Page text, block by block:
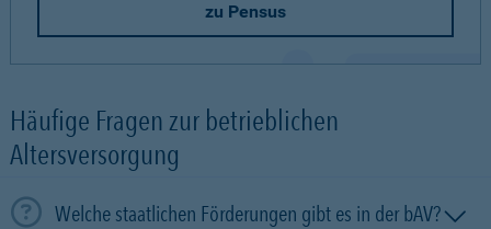
zu Pensus
Häufige Fragen zur betrieblichen
Altersversorgung
Welche staatlichen Förderungen gibt es in der bAV?